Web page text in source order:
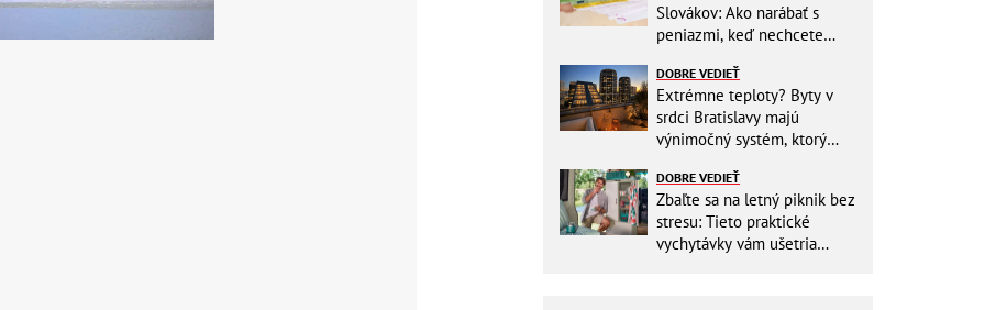
Slovákov: Ako narábať s
peniazmi, keď nechcete
DOBRE VEDIEŤ
Extrémne teploty? Byty v
srdci Bratislavy majú
výnimočný systém, ktorý
DOBRE VEDIEŤ
Zbaľte sa na letný piknik bez
stresu: Tieto praktické
vychytávky vám ušetria